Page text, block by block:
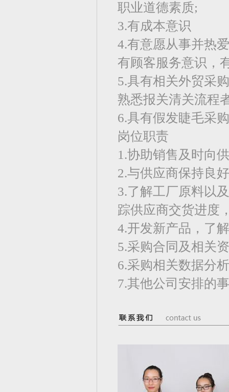
职业道德素质;
3.有成本意识
4.有意愿从事并热
有顾客服务意识，
5.具有相关外贸采
熟悉报关清关流程
6.具有假发睫毛采
岗位职责
1.协助销售及时向
2.与供应商保持良
3.了解工厂原料以
踪供应商交货进度
4.开发新产品，了
5.采购合同及相关
6.采购相关数据分析
7.其他公司安排的